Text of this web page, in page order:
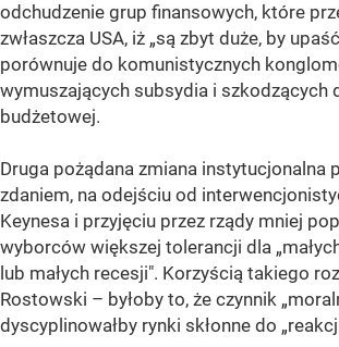
odchudzenie grup finansowych, które
zwłaszcza USA, iż „są zbyt duże, by
porównuje do komunistycznych
wymuszających subsydia i szkodzących
budżetowej.
Druga pożądana zmiana instytucjonalna
zdaniem, na odejściu od
Keynesa i przyjęciu przez rządy mniej
wyborców większej tolerancji dla
lub małych recesji". Korzyścią takiego
Rostowski – byłoby to, że czynnik
dyscyplinowałby rynki skłonne do